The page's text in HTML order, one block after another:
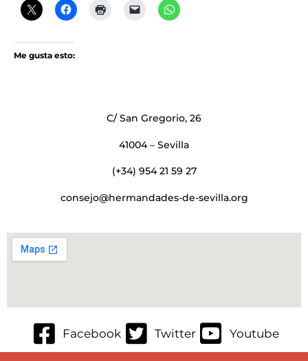
Me gusta esto:
C/ San Gregorio, 26
41004 – Sevilla
(+34) 954 21 59 27
consejo@hermandades-de-sevilla.org
Facebook Twitter Youtube